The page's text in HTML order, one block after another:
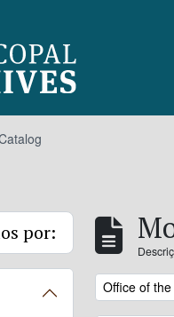
por:
Remove
Office of